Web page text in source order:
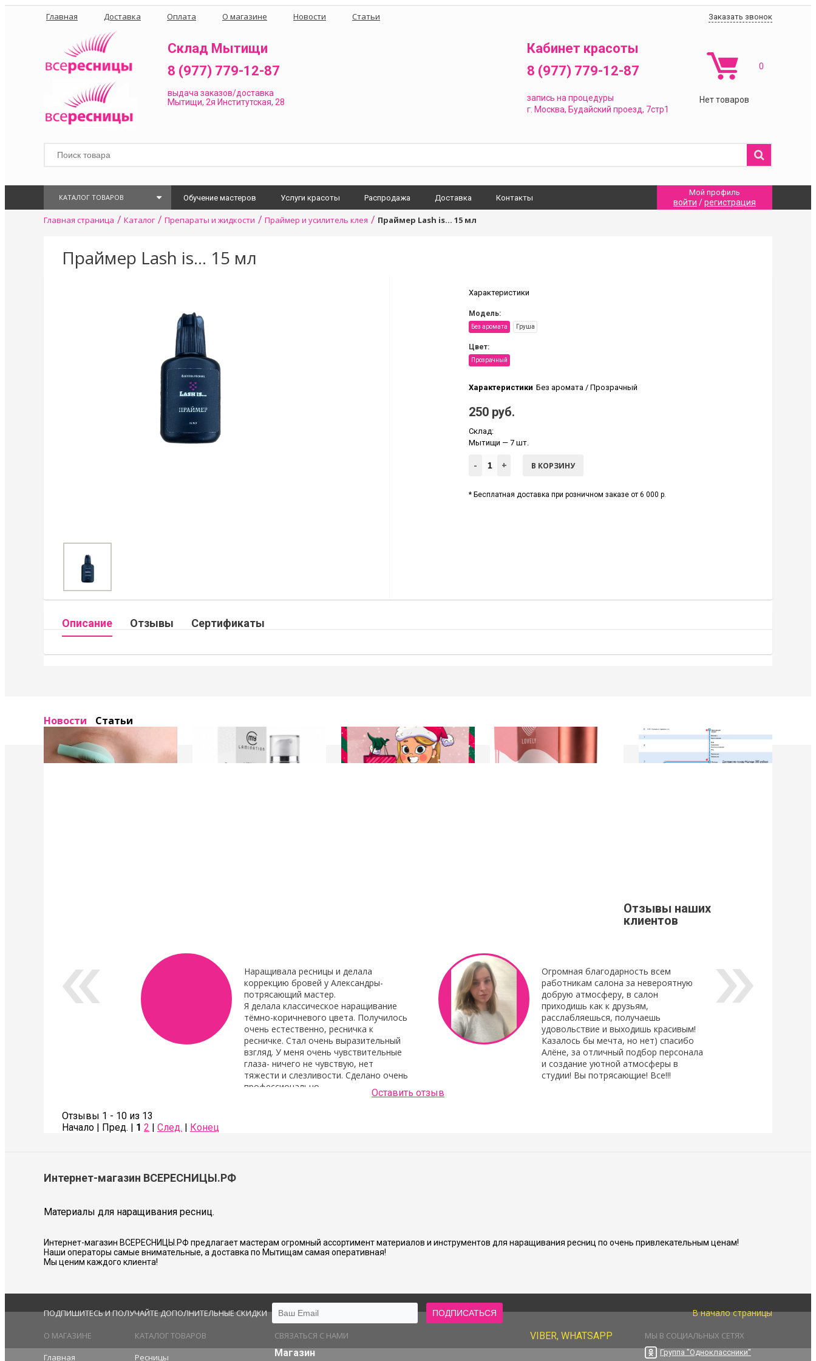
Главная Доставка Оплата О магазине Новости Статьи Заказать звонок
Склад Мытищи
8 (977) 779-12-87
выдача заказов/доставка
Мытищи, 2я Институтская, 28
Кабинет красоты
8 (977) 779-12-87
запись на процедуры
г. Москва, Будайский проезд, 7стр1
Нет товаров
0
КАТАЛОГ ТОВАРОВ Обучение мастеров Услуги красоты Распродажа Доставка Контакты
Мой профиль
войти /регистрация
Главная страница / Каталог / Препараты и жидкости / Праймер и усилитель клея / Праймер Lash is... 15 мл
Праймер Lash is... 15 мл
Характеристики
Модель:
Без аромата Груша
Цвет:
Прозрачный
Характеристики Без аромата / Прозрачный
250 руб.
Склад:
Мытищи — 7 шт.
В КОРЗИНУ
- +
* Бесплатная доставка при розничном заказе от 6 000 р.
Описание Отзывы Сертификаты
Новости Статьи
Отзывы наших
клиентов
Наращивала ресницы и делала
коррекцию бровей у Александры-
потрясающий мастер.
Я делала классическое наращивание
тёмно-коричневого цвета. Получилось
очень естественно, ресничка к
ресничке. Стал очень выразительный
взгляд. У меня очень чувствительные
глаза- ничего не чувствую, нет
тяжести и слезливости. Сделано очень
профессионально.
Также сделала коррекцию бровей- очень аккуратно и хорошо сделано.
Советую всем!
Соколова Галина
Огромная благодарность всем
работникам салона за невероятную
добрую атмосферу, в салон
приходишь как к друзьям,
расслабляешься, получаешь
удовольствие и выходишь красивым!
Казалось бы мечта, но нет) спасибо
Алёне, за отличный подбор персонала
и создание уютной атмосферы в
студии! Вы потрясающие! Все!!!
Людмила Шашок
Оставить отзыв
Отзывы 1 - 10 из 13
Начало | Пред. | 1 2 След. Конец
Интернет-магазин ВСЕРЕСНИЦЫ.РФ
Материалы для наращивания ресниц.
Интернет-магазин ВСЕРЕСНИЦЫ.РФ предлагает мастерам огромный ассортимент материалов и инструментов для наращивания ресниц по очень привлекательным ценам!
Наши операторы самые внимательные, а доставка по Мытищам самая оперативная!
Мы ценим каждого клиента!
ПОДПИШИТЕСЬ И ПОЛУЧАЙТЕ ДОПОЛНИТЕЛЬНЫЕ СКИДКИ В начало страницы
О МАГАЗИНЕ
Главная
КАТАЛОГ ТОВАРОВ
Ресницы
СВЯЗАТЬСЯ С НАМИ
Магазин
МЫ В СОЦИАЛЬНЫХ СЕТЯХ
Группа "Одноклассники"
VIBER, WHATSAPP